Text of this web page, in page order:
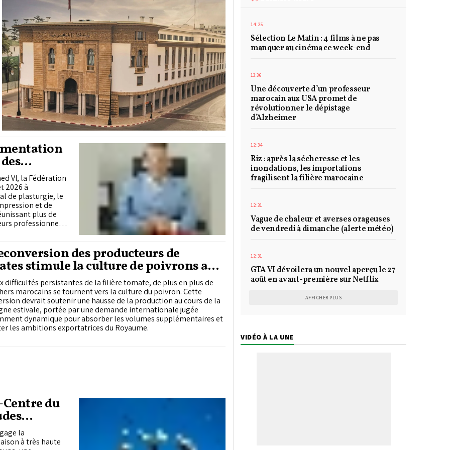
VI, la Fédération
2026 à
de plasturgie, le
et de
plus de
professionnels,
l’Industrie et du
que jouent les
et du recyclage,
et
a pris attache
de la plasturgie.
la filière, les
de
et
des producteurs de
stimule la culture de poivrons au
difficultés persistantes de la filière tomate, de plus en plus de
marocains se tournent vers la culture du poivron. Cette
devrait soutenir une hausse de la production au cours de la
estivale, portée par une demande internationale jugée
dynamique pour absorber les volumes supplémentaires et
les ambitions exportatrices du Royaume.
du
la
à très haute
14:25
Sélection Le Matin : 4 films à ne pas
manquer au cinéma ce week-end
13:36
Une découverte d’un professeur
marocain aux USA promet de
révolutionner le dépistage
d’Alzheimer
12:34
Riz : après la sécheresse et les
inondations, les importations
fragilisent la filière marocaine
12:31
Vague de chaleur et averses orageuses
de vendredi à dimanche (alerte météo)
12:31
GTA VI dévoilera un nouvel aperçu le 27
août en avant-première sur Netflix
AFFICHER PLUS
VIDÉO À LA UNE